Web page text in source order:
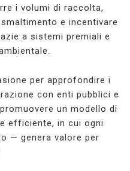
i volumi di raccolta,
e incentivare
a sistemi premiali e
per approfondire i
con enti pubblici e
un modello di
efficiente, in cui ogni
— genera valore per